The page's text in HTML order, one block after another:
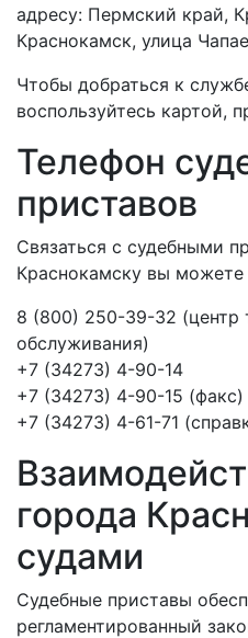
адресу: Пермский край,
Краснокамск, улица
Чтобы добраться к
воспользуйтесь картой,
Телефон
приставов
Связаться с судебными
Краснокамску вы можете
8 (800) 250-39-32 (центр
обслуживания)
+7 (34273) 4-90-14
+7 (34273) 4-90-15 (факс)
+7 (34273) 4-61-71
города
судами
Судебные приставы
регламентированный